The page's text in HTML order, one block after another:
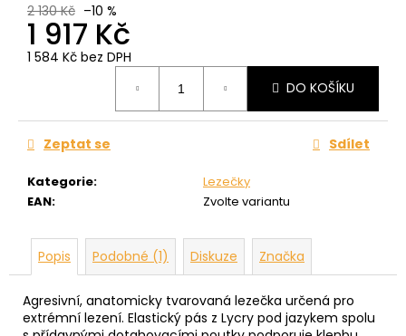
2 130 Kč –10 %
1 917 Kč
1 584 Kč bez DPH
DO KOŠÍKU
Kategorie:
Lezečky
EAN: Zvolte variantu
Zeptat se Sdílet
Popis Podobné (1) Diskuze Značka
Agresivní, anatomicky tvarovaná lezečka určená pro
extrémní lezení. Elastický pás z Lycry pod jazykem spolu